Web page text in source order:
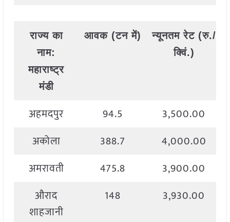
राज्य का
नाम:
महाराष्ट्र
मंडी
आवक (टन में) न्यूनतम रेट (रु./
क्विं.)
अहमदपुर 94.5
3,500.00
अकोला
388.7
4,000.00
अमरावती
475.8
3,900.00
औराद
शाहजानी
148 3,930.00